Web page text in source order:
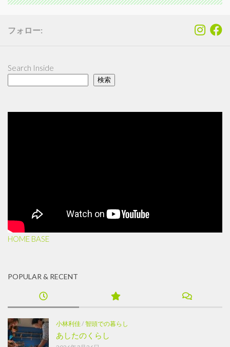
フォロー:
Search Inside
検索
HOME BASE
POPULAR & RECENT
小林利佳/智頭での暮らし
あしたのくらし